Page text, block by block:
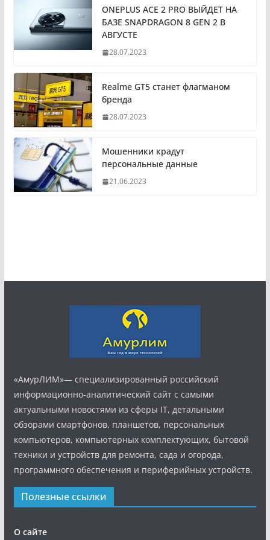
ONEPLUS ACE 2 PRO ВЫЙДЕТ НА
БАЗЕ SNAPDRAGON 8 GEN 2 В
АВГУСТЕ
28.07.2023
Realme GT5 станет флагманом
бренда
28.07.2023
Мошенники крадут
персональные данные
21.06.2023
«АмурЛИМ»— специализированный российский
информационно-аналитический сайт с самыми
актуальными новостями из сферы IT, детальными
обзорами смартфонов, планшетов, персональных
компьютеров, компьютерных комплектующих, бытовой
техники и устройств для ремонта, сада и огорода,
программного обеспечения и периферийных устройств.
Полезные ссылки
О сайте